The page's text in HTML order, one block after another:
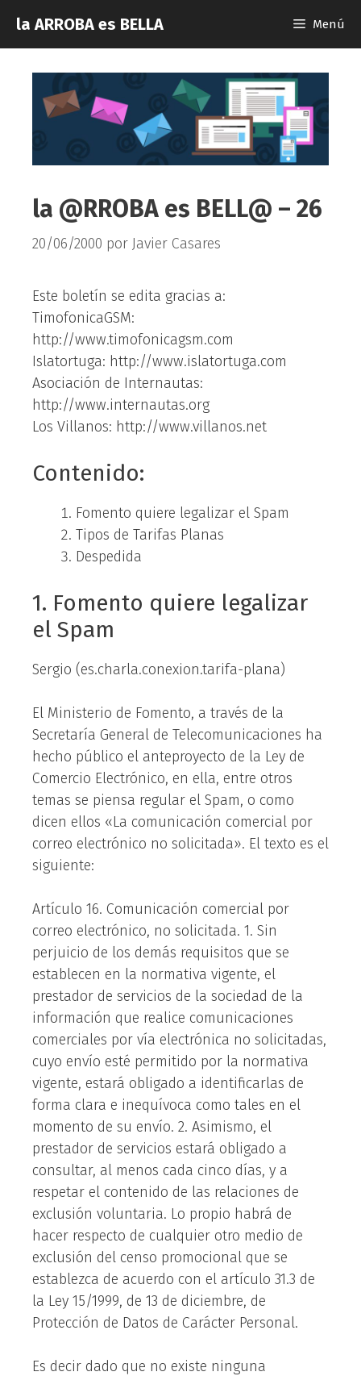
contenido
la ARROBA es BELLA Menú
la @RROBA es BELL@ – 26
20/06/2000 por Javier Casares
Este boletín se edita gracias a:
TimofonicaGSM:
http://www.timofonicagsm.com
Islatortuga: http://www.islatortuga.com
Asociación de Internautas:
http://www.internautas.org
Los Villanos: http://www.villanos.net
Contenido:
Fomento quiere legalizar el Spam
Tipos de Tarifas Planas
Despedida
1. Fomento quiere legalizar
el Spam
Sergio (es.charla.conexion.tarifa-plana)
El Ministerio de Fomento, a través de la
Secretaría General de Telecomunicaciones ha
hecho público el anteproyecto de la Ley de
Comercio Electrónico, en ella, entre otros
temas se piensa regular el Spam, o como
dicen ellos «La comunicación comercial por
correo electrónico no solicitada». El texto es el
siguiente:
Artículo 16. Comunicación comercial por
correo electrónico, no solicitada. 1. Sin
perjuicio de los demás requisitos que se
establecen en la normativa vigente, el
prestador de servicios de la sociedad de la
información que realice comunicaciones
comerciales por vía electrónica no solicitadas,
cuyo envío esté permitido por la normativa
vigente, estará obligado a identificarlas de
forma clara e inequívoca como tales en el
momento de su envío. 2. Asimismo, el
prestador de servicios estará obligado a
consultar, al menos cada cinco días, y a
respetar el contenido de las relaciones de
exclusión voluntaria. Lo propio habrá de
hacer respecto de cualquier otro medio de
exclusión del censo promocional que se
establezca de acuerdo con el artículo 31.3 de
la Ley 15/1999, de 13 de diciembre, de
Protección de Datos de Carácter Personal.
Es decir dado que no existe ninguna